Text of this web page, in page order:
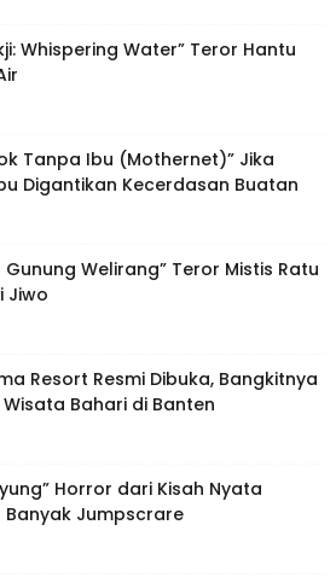
Whispering Water” Teror Hantu
Tanpa Ibu (Mothernet)” Jika
Digantikan Kecerdasan Buatan
Gunung Welirang” Teror Mistis Ratu
Jiwo
Resort Resmi Dibuka, Bangkitnya
Bahari di Banten
Horror dari Kisah Nyata
Banyak Jumpscrare